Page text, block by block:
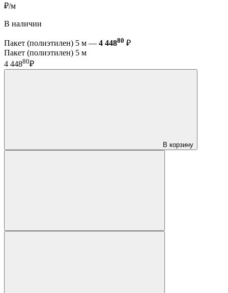
₽/м
В наличии
Пакет (полиэтилен) 5 м — 4 44880 ₽
Пакет (полиэтилен) 5 м
4 44880₽
В корзину